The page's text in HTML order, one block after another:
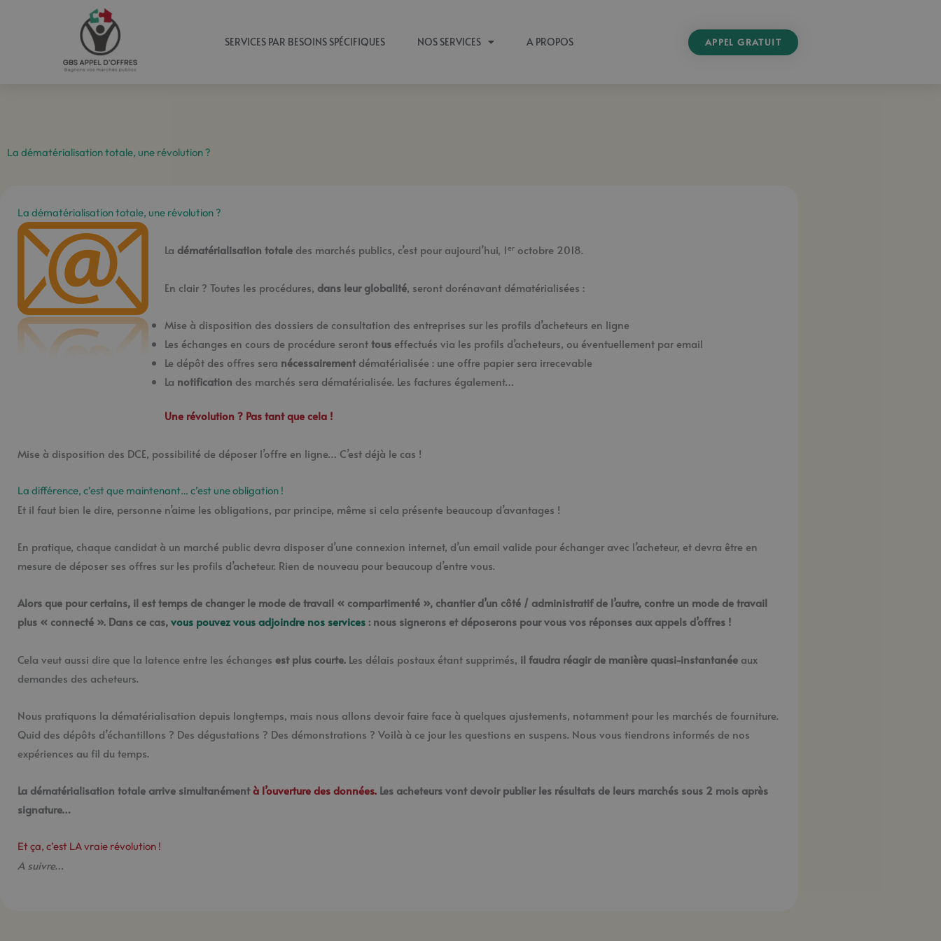
SERVICES PAR BESOINS SPÉCIFIQUES NOS SERVICES A PROPOS APPEL GRATUIT
La dématérialisation totale, une révolution ?
La dématérialisation totale, une révolution ?
La dématérialisation totaledes marchés publics, c’est pour aujourd’hui, 1eroctobre 2018.
En clair ? Toutes les procédures, dans leur globalité, seront dorénavant dématérialisées :
Mise à disposition des dossiers de consultation des entreprises sur les profils d’acheteurs en ligne
Les échanges en cours de procédure seronttouseffectués via les profils d’acheteurs, ou éventuellement par email
Le dépôt des offres sera nécessairementdématérialisée : une offre papier sera irrecevable
La notification des marchés sera dématérialisée. Les factures également…
Une révolution ? Pas tant que cela !
Mise à disposition des DCE, possibilité de déposer l’offre en ligne… C’est déjà le cas !
La différence, c’est que maintenant… c’est une obligation !
Et il faut bien le dire, personne n’aime les obligations, par principe, même si cela présente beaucoup d’avantages !
En pratique, chaque candidat à un marché public devra disposer d’une connexion internet, d’un email valide pour échanger avec l’acheteur, et devra être en
mesure de déposer ses offres sur les profils d’acheteur. Rien de nouveau pour beaucoup d’entre vous.
Alors que pour certains, il est temps de changer le mode de travail « compartimenté », chantier d’un côté / administratif de l’autre, contre un mode de travail
plus « connecté ». Dans ce cas,vous pouvez vous adjoindre nos services: nous signerons et déposerons pour vous vos réponses aux appels d’offres !
Cela veut aussi dire que la latence entre les échanges est plus courte. Les délais postaux étant supprimés, il faudra réagir de manière quasi-instantanée aux
demandes des acheteurs.
Nous pratiquons la dématérialisation depuis longtemps, mais nous allons devoir faire face à quelques ajustements, notamment pour les marchés de fourniture.
Quid des dépôts d’échantillons ? Des dégustations ? Des démonstrations ? Voilà à ce jour les questions en suspens. Nous vous tiendrons informés de nos
expériences au fil du temps.
La dématérialisation totale arrive simultanémentà l’ouverture des données. Les acheteurs vont devoir publier les résultats de leurs marchés sous 2 mois après
signature…
Et ça, c’est LA vraie révolution !
A suivre…